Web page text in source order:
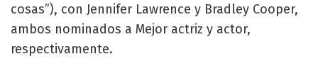
cosas”), con Jennifer Lawrence y Bradley Cooper,
ambos nominados a Mejor actriz y actor,
respectivamente.